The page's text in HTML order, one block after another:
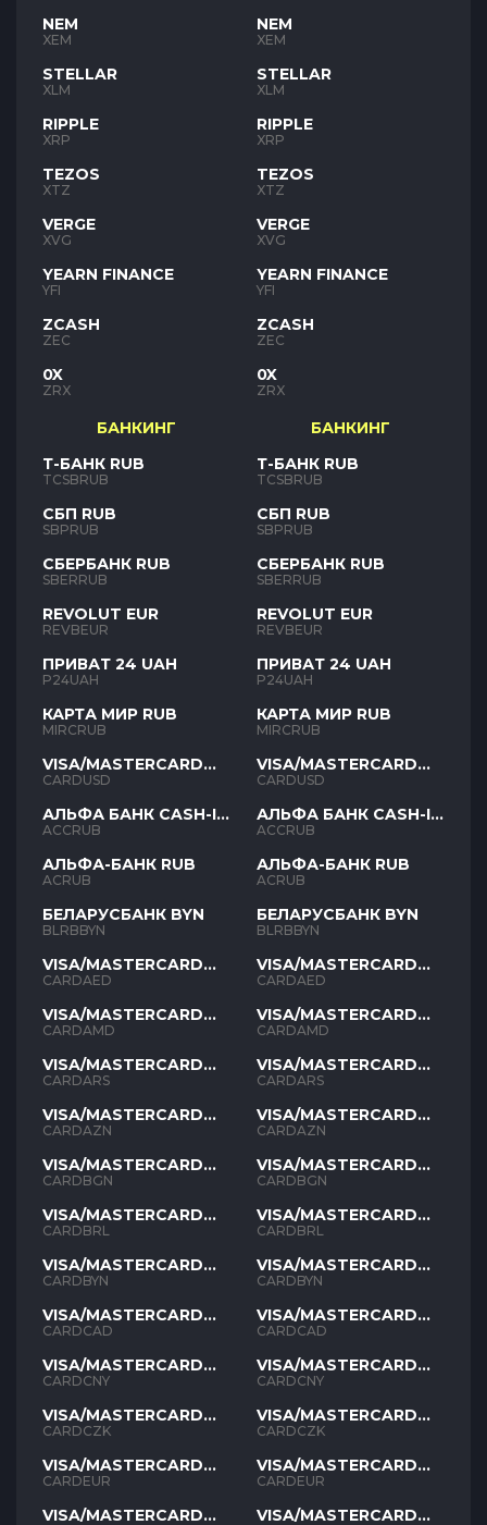
NEM
XEM
STELLAR
XLM
RIPPLE
XRP
TEZOS
XTZ
VERGE
XVG
YEARN FINANCE
YFI
ZCASH
ZEC
0X
ZRX
БАНКИНГ
Т-БАНК RUB
TCSBRUB
СБП RUB
SBPRUB
СБЕРБАНК RUB
SBERRUB
REVOLUT EUR
REVBEUR
ПРИВАТ 24 UAH
P24UAH
КАРТА МИР RUB
MIRCRUB
VISA/MASTERCARD
USD
CARDUSD
АЛЬФА БАНК CASH-IN
RUB
ACCRUB
АЛЬФА-БАНК RUB
ACRUB
БЕЛАРУСБАНК BYN
BLRBBYN
VISA/MASTERCARD
AED
CARDAED
VISA/MASTERCARD
AMD
CARDAMD
VISA/MASTERCARD
ARS
CARDARS
VISA/MASTERCARD
AZN
CARDAZN
VISA/MASTERCARD
BGN
CARDBGN
VISA/MASTERCARD
BRL
CARDBRL
VISA/MASTERCARD
BYN
CARDBYN
VISA/MASTERCARD
CAD
CARDCAD
VISA/MASTERCARD
CNY
CARDCNY
VISA/MASTERCARD
CZK
CARDCZK
VISA/MASTERCARD
EUR
CARDEUR
VISA/MASTERCARD
NEM
XEM
STELLAR
XLM
RIPPLE
XRP
TEZOS
XTZ
VERGE
XVG
YEARN FINANCE
YFI
ZCASH
ZEC
0X
ZRX
БАНКИНГ
Т-БАНК RUB
TCSBRUB
СБП RUB
SBPRUB
СБЕРБАНК RUB
SBERRUB
REVOLUT EUR
REVBEUR
ПРИВАТ 24 UAH
P24UAH
КАРТА МИР RUB
MIRCRUB
VISA/MASTERCARD
USD
CARDUSD
АЛЬФА БАНК CASH-IN
RUB
ACCRUB
АЛЬФА-БАНК RUB
ACRUB
БЕЛАРУСБАНК BYN
BLRBBYN
VISA/MASTERCARD
AED
CARDAED
VISA/MASTERCARD
AMD
CARDAMD
VISA/MASTERCARD
ARS
CARDARS
VISA/MASTERCARD
AZN
CARDAZN
VISA/MASTERCARD
BGN
CARDBGN
VISA/MASTERCARD
BRL
CARDBRL
VISA/MASTERCARD
BYN
CARDBYN
VISA/MASTERCARD
CAD
CARDCAD
VISA/MASTERCARD
CNY
CARDCNY
VISA/MASTERCARD
CZK
CARDCZK
VISA/MASTERCARD
EUR
CARDEUR
VISA/MASTERCARD